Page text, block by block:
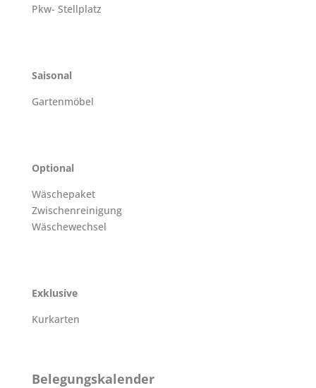
Pkw- Stellplatz
Saisonal
Gartenmöbel
Optional
Wäschepaket
Zwischenreinigung
Wäschewechsel
Exklusive
Kurkarten
Belegungskalender